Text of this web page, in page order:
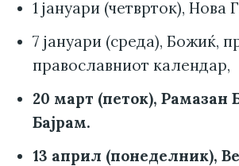
1 јануари (четврток), Нова
7 јануари (среда), Божиќ,
православниот календар,
20 март (петок), Рамазан
Бајрам.
13 април (понеделник),